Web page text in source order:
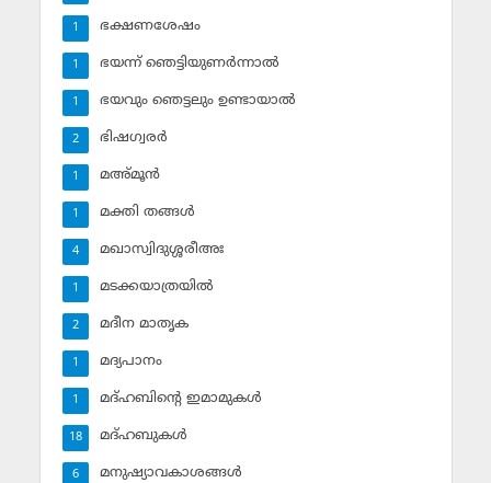
ഭക്ഷണശേഷം
1
ഭയന്ന് ഞെട്ടിയുണര്‍ന്നാല്‍
1
ഭയവും ഞെട്ടലും ഉണ്ടായാല്‍
1
ഭിഷഗ്വരര്‍
2
മഅ്മൂന്‍
1
മക്തി തങ്ങള്‍
1
മഖാസ്വിദുശ്ശരീഅഃ
4
മടക്കയാത്രയില്‍
1
മദീന മാതൃക
2
മദ്യപാനം
1
മദ്ഹബിന്റെ ഇമാമുകള്‍
1
മദ്ഹബുകള്‍
18
മനുഷ്യാവകാശങ്ങള്‍
6